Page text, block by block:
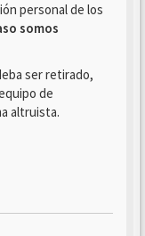
personal de los
somos
ser retirado,
de
altruista.